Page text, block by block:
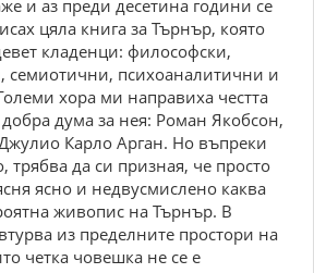
и аз преди десетина години се
цяла книга за Търнър, която
кладенци: философски,
семиотични, психоаналитични и
хора ми направиха честта
дума за нея: Роман Якобсон,
Карло Арган. Но въпреки
трябва да си призная, че просто
ясно и недвусмислено каква
живопис на Търнър. В
из пределните простори на
четка човешка не се е